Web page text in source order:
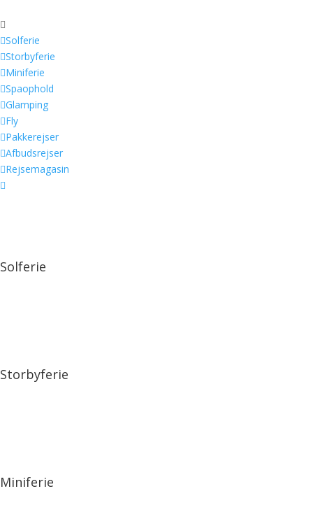

Solferie
Storbyferie
Miniferie
Spaophold
Glamping
Fly
Pakkerejser
Afbudsrejser
Rejsemagasin

Solferie
Storbyferie
Miniferie